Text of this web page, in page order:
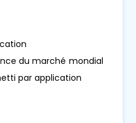
du marché mondial
par application